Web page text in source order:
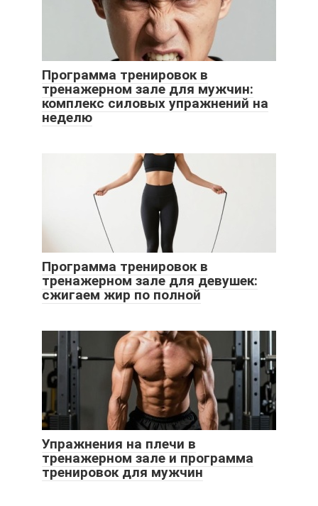
Программа тренировок в
тренажерном зале для мужчин:
комплекс силовых упражнений на
неделю
Программа тренировок в
тренажерном зале для девушек:
сжигаем жир по полной
Упражнения на плечи в
тренажерном зале и программа
тренировок для мужчин